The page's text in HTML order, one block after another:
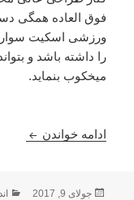
فوق العاده همگی
ورزشی اسکیت
را داشته باشد و
میخکوب بنماید.
ادامه خواندن دانلود True Skate 1.4.26 – بازی ورزشی اسکیت واقعی + مود
ارسال
جولای 9, 2017